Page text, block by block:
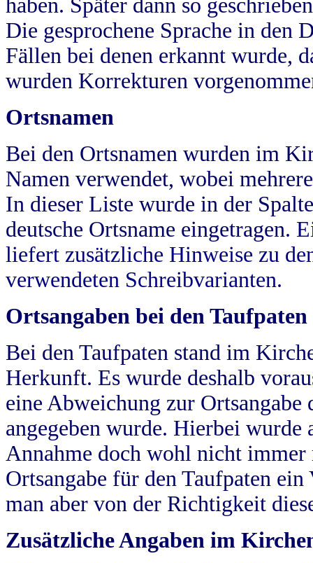
haben. Später dann so
Die gesprochene Sprache in
Fällen bei denen erkannt wurde,
wurden Korrekturen
Ortsnamen
Bei den Ortsnamen wurden im
Namen verwendet, wobei
In dieser Liste wurde in der
deutsche Ortsname eingetragen.
liefert zusätzliche Hinweise zu
verwendeten Schreibvarianten.
Ortsangaben bei den Taufpaten
Bei den Taufpaten stand im
Herkunft. Es wurde deshalb
eine Abweichung zur
angegeben wurde. Hierbei wurde
Annahme doch wohl nicht
Ortsangabe für den Taufpaten
man aber von der Richtigkeit
Zusätzliche Angaben im